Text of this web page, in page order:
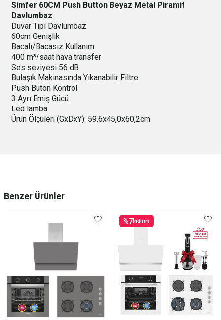
Simfer 60CM Push Button Beyaz Metal Piramit
Davlumbaz
Duvar Tipi Davlumbaz
60cm Genişlik
Bacalı/Bacasız Kullanım
400 m³/saat hava transfer
Ses seviyesi 56 dB
Bulaşık Makinasında Yıkanabilir Filtre
Push Buton Kontrol
3 Ayrı Emiş Gücü
Led lamba
Ürün Ölçüleri (GxDxY): 59,6x45,0x60,2cm
Benzer Ürünler
%7 İndirim